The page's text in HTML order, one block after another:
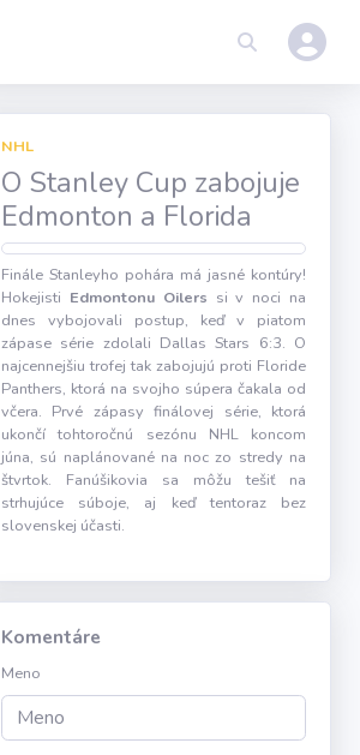
NHL
O Stanley Cup zabojuje
Edmonton a Florida
Finále Stanleyho pohára má jasné kontúry!
Hokejisti Edmontonu Oilers si v noci na
dnes vybojovali postup, keď v piatom
zápase série zdolali Dallas Stars 6:3. O
najcennejšiu trofej tak zabojujú proti Floride
Panthers, ktorá na svojho súpera čakala od
včera. Prvé zápasy finálovej série, ktorá
ukončí tohtoročnú sezónu NHL koncom
júna, sú naplánované na noc zo stredy na
štvrtok. Fanúšikovia sa môžu tešiť na
strhujúce súboje, aj keď tentoraz bez
slovenskej účasti.
Komentáre
Meno